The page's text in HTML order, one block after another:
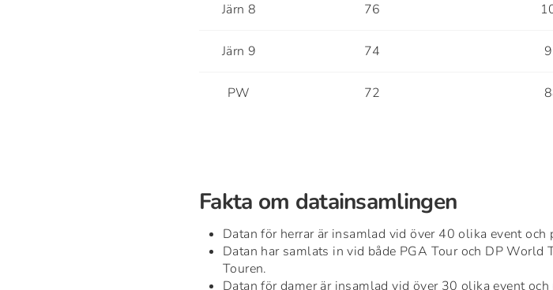
Järn 8 76
Järn 9 74
PW 72
Fakta om datainsamlingen
Datan för herrar är insamlad vid över 40 olika event
Datan har samlats in vid både PGA Tour och DP World
Touren.
Datan för damer är insamlad vid över 30 olika event och